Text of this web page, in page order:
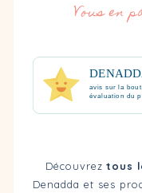
Vous en
avis sur la
évaluation du
Découvreztous
Denadda et ses